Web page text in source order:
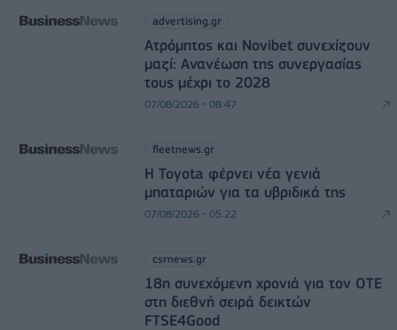
advertising.gr
Ατρόμητος και Novibet συνεχίζουν
μαζί: Ανανέωση της συνεργασίας
τους μέχρι το 2028
07/08/2026 - 08:47
fleetnews.gr
Η Toyota φέρνει νέα γενιά
μπαταριών για τα υβριδικά της
07/08/2026 - 05:22
csrnews.gr
18η συνεχόμενη χρονιά για τον ΟΤΕ
στη διεθνή σειρά δεικτών
FTSE4Good